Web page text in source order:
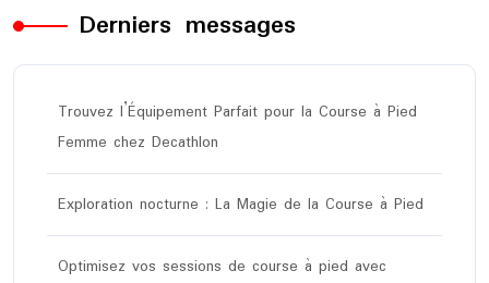
Derniers messages
Trouvez l’Équipement Parfait pour la Course à Pied
Femme chez Decathlon
Exploration nocturne : La Magie de la Course à Pied
Optimisez vos sessions de course à pied avec